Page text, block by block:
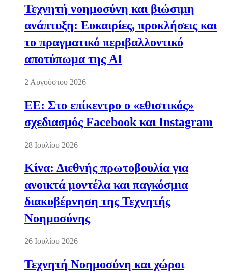
Τεχνητή νοημοσύνη και βιώσιμη
ανάπτυξη: Ευκαιρίες, προκλήσεις και
το πραγματικό περιβαλλοντικό
αποτύπωμα της AI
2 Αυγούστου 2026
ΕΕ: Στο επίκεντρο ο «εθιστικός»
σχεδιασμός Facebook και Instagram
28 Ιουλίου 2026
Κίνα: Διεθνής πρωτοβουλία για
ανοικτά μοντέλα και παγκόσμια
διακυβέρνηση της Τεχνητής
Νοημοσύνης
26 Ιουλίου 2026
Τεχνητή Νοημοσύνη και χώροι